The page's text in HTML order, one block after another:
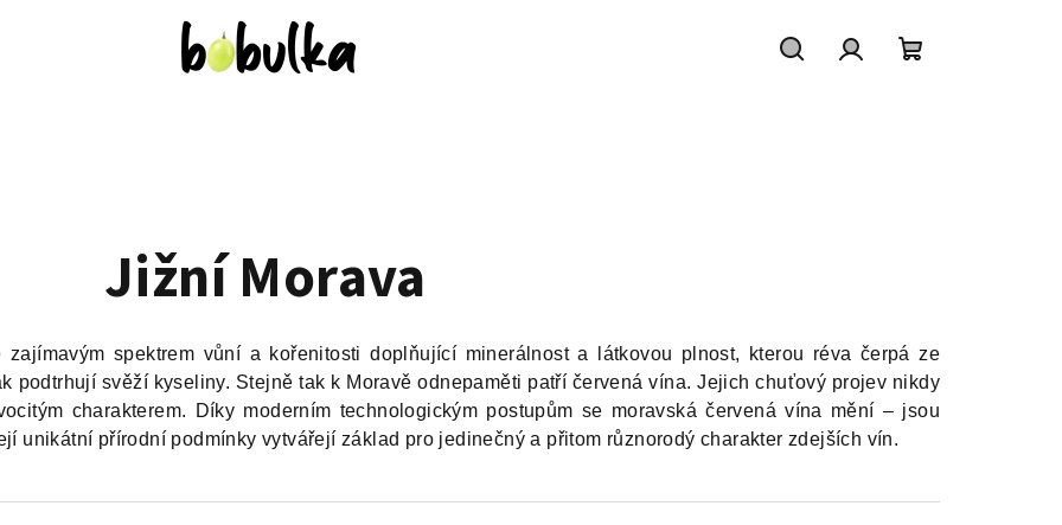
Jižní Morava
spektrem vůní a kořenitosti doplňující minerálnost a látkovou plnost, kterou réva čerpá ze
podtrhují svěží kyseliny. Stejně tak k Moravě odnepaměti patří červená vína. Jejich chuťový projev nikdy
charakterem. Díky moderním technologickým postupům se moravská červená vína mění – jsou
unikátní přírodní podmínky vytvářejí základ pro jedinečný a přitom různorodý charakter zdejších vín.